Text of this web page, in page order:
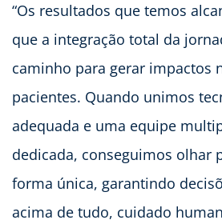
“Os resultados que temos
que a integração total da
caminho para gerar impactos
pacientes. Quando unimos
adequada e uma equipe
dedicada, conseguimos olhar
forma única, garantindo
acima de tudo, cuidado